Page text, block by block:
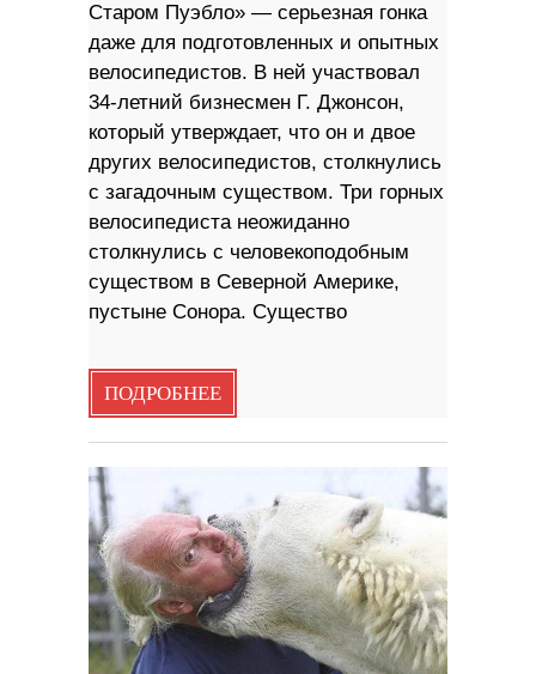
Старом Пуэбло» — серьезная гонка
даже для подготовленных и опытных
велосипедистов. В ней участвовал
34-летний бизнесмен Г. Джонсон,
который утверждает, что он и двое
других велосипедистов, столкнулись
с загадочным существом. Три горных
велосипедиста неожиданно
столкнулись с человекоподобным
существом в Северной Америке,
пустыне Сонора. Существо
ПОДРОБНЕЕ